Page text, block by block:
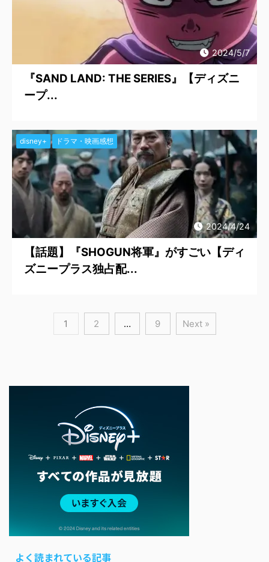
2024/5/7
『SAND LAND: THE SERIES』【ディズニ
ープ...
2024/4/24
disney+ ドラマ・映画感想
【話題】『SHOGUN将軍』がすごい【ディ
ズニープラス独占配...
1 2 … 9 Next »
よく読まれている記事